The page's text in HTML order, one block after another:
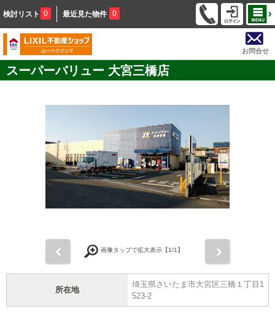
検討リスト 0 最近見た物件 0
お問合せ
スーパーバリュー 大宮三橋店
画像タップで拡大表示【1/1】
所在地
埼玉県さいたま市大宮区三橋１丁目1
523-2